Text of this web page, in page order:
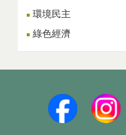
環境民主
綠色經濟